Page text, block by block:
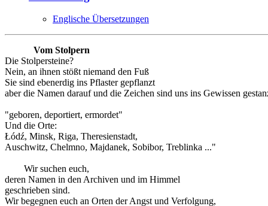
Englische Übersetzungen
Vom Stolpern
Die Stolpersteine?
Nein, an ihnen stößt niemand den Fuß
Sie sind ebenerdig ins Pflaster gepflanzt
aber die Namen darauf und die Zeichen sind uns ins Gewissen
"geboren, deportiert, ermordet"
Und die Orte:
Łódź, Minsk, Riga, Theresienstadt,
Auschwitz, Chelmno, Majdanek, Sobibor, Treblinka ..."
Wir suchen euch,
deren Namen in den Archiven und im Himmel
geschrieben sind.
Wir begegnen euch an Orten der Angst und Verfolgung,